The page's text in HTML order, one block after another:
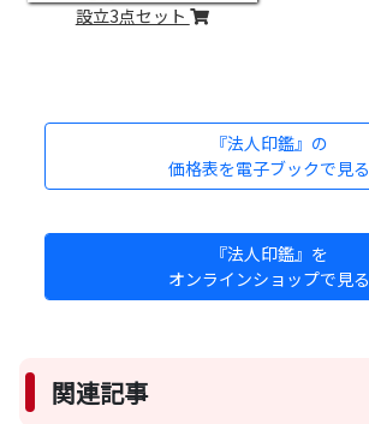
設立3点セット
『法人印鑑』の
価格表を電子ブックで見る
『法人印鑑』を
オンラインショップで見る
関連記事